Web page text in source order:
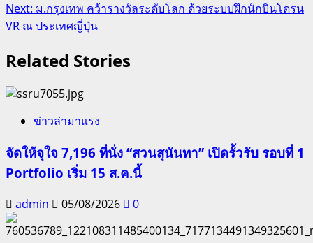
Next: ม.กรุงเทพ คว้ารางวัลระดับโลก ด้วยระบบฝึกนักบินโดรน
VR ณ ประเทศญี่ปุ่น
Related Stories
ข่าวล่ามาแรง
จัดให้จุใจ 7,196 ที่นั่ง “สวนสุนันทา” เปิดรั้วรับ รอบที่ 1
Portfolio เริ่ม 15 ส.ค.นี้
admin 05/08/2026 0